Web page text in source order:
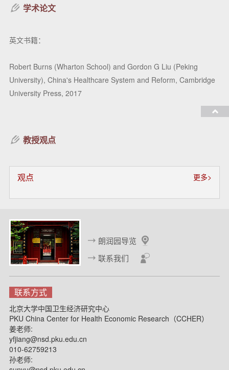
全球健康发展研究院院长、教育部经济学长江学者特聘教授、北大
健康与发展经济学，国家医疗体制改革，以及医药经济学
学术论文
英文书籍：
Robert Burns (Wharton School) and Gordon G Liu (Peking
University), China's Healthcare System and Reform, Cambridge
University Press, 2017
国家自然科学基金重点项目 （2019-2024）
精准健康脱贫的经济学实验：基于四川凉山的干预研究
刘国恩，课题组长（PI），北京大学国家发展研究院；合作单位：
学术论文：
Butt T, Liu GG., et al., “Taking stock of cost-effectiveness
analysis of healthcare in China,” BMJ Global Health, forthcoming,
2019.
Shang P, Liu GG et al., “Association Between Medication
Adherence and 1-year Major Cardiovascular Adverse Events
After Acute Myocardial Infarction in China,” JAHA, forthcoming,
2019.
教授观点
观点 更多>
朗润园导览
联系我们
联系方式
北京大学中国卫生经济研究中心
PKU China Center for Health Economic Research（CCHER）
姜老师:
yfjiang@nsd.pku.edu.cn
010-62759213
孙老师: